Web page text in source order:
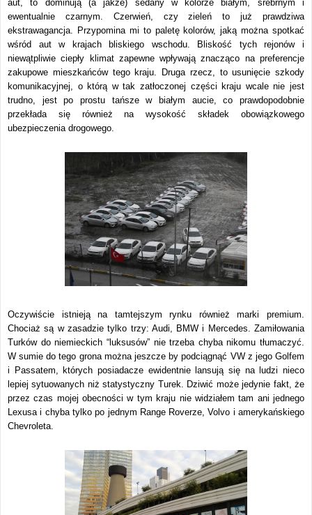
aut, to dominują (a jakże) sedany w kolorze białym, srebrnym i
ewentualnie czarnym. Czerwień, czy zieleń to już prawdziwa
ekstrawagancja. Przypomina mi to paletę kolorów, jaką można spotkać
wśród aut w krajach bliskiego wschodu. Bliskość tych rejonów i
niewątpliwie ciepły klimat zapewne wpływają znacząco na preferencje
zakupowe mieszkańców tego kraju. Druga rzecz, to usunięcie szkody
komunikacyjnej, o którą w tak zatłoczonej części kraju wcale nie jest
trudno, jest po prostu tańsze w białym aucie, co prawdopodobnie
przekłada się również na wysokość składek obowiązkowego
ubezpieczenia drogowego.
Oczywiście istnieją na tamtejszym rynku również marki premium.
Chociaż są w zasadzie tylko trzy: Audi, BMW i Mercedes. Zamiłowania
Turków do niemieckich “luksusów” nie trzeba chyba nikomu tłumaczyć.
W sumie do tego grona można jeszcze by podciągnąć VW z jego Golfem
i Passatem, których posiadacze ewidentnie lansują się na ludzi nieco
lepiej sytuowanych niż statystyczny Turek. Dziwić może jedynie fakt, że
przez czas mojej obecności w tym kraju nie widziałem tam ani jednego
Lexusa i chyba tylko po jednym Range Roverze, Volvo i amerykańskiego
Chevroleta.